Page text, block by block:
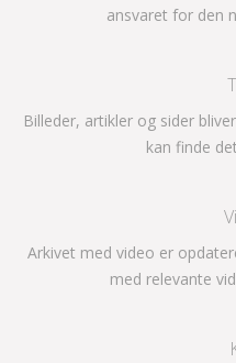
ansvaret for den
Billeder, artikler og sider
kan finde
Arkivet med video er
med relevante